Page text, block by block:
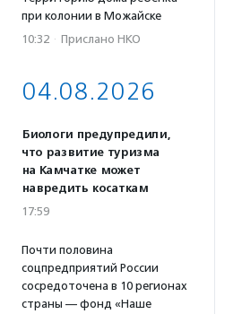
при колонии в Можайске
10:32 · Прислано НКО
04.08.2026
Биологи предупредили,
что развитие туризма
на Камчатке может
навредить косаткам
17:59
Почти половина
соцпредприятий России
сосредоточена в 10 регионах
страны — фонд «Наше